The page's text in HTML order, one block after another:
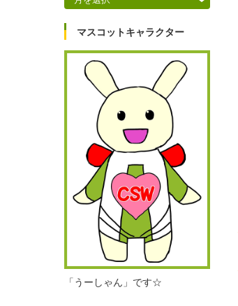
マスコットキャラクター
「うーしゃん」です☆